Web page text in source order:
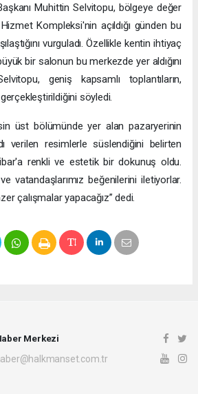
Muhittin Selvitopu, bölgeye değer
Kompleksi'nin açıldığı günden bu
vurguladı. Özellikle kentin ihtiyaç
bir salonun bu merkezde yer aldığını
geniş kapsamlı toplantıların,
söyledi.
üst bölümünde yer alan pazaryerinin
verilen resimlerle süslendiğini belirten
renkli ve estetik bir dokunuş oldu.
vatandaşlarımız beğenilerini iletiyorlar.
çalışmalar yapacağız” dedi.
Merkezi